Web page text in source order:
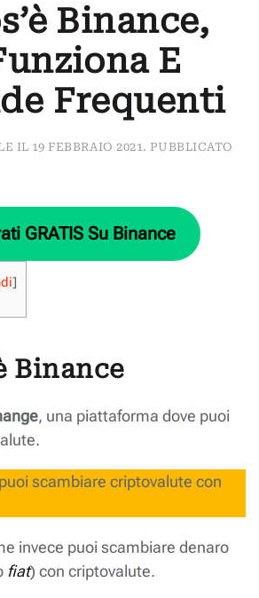
Binance,
E
Frequenti
IL 19 FEBBRAIO 2021 . PUBBLICATO
GRATIS Su Binance
]
Binance
, una piattaforma dove puoi
scambiare criptovalute con
invece puoi scambiare denaro
fiat) con criptovalute.